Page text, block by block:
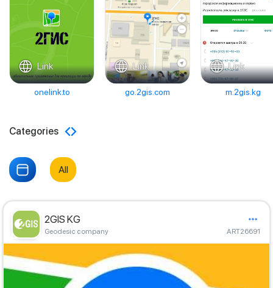
Link
onelink.to
Link
go.2gis.com
Link
m.2gis.kg
Categories
All
2GIS KG
Geodesic company ART26691